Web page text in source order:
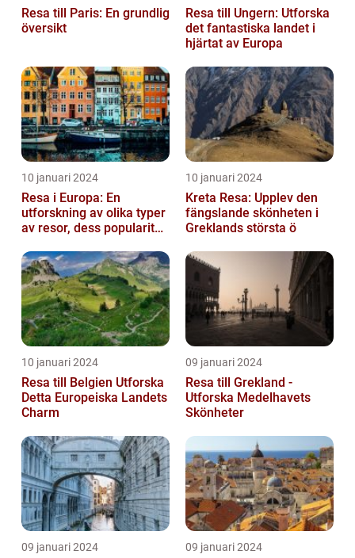
Resa till Paris: En grundlig
översikt
Resa till Ungern: Utforska
det fantastiska landet i
hjärtat av Europa
10 januari 2024
Resa i Europa: En
utforskning av olika typer
av resor, dess popularitet
10 januari 2024
Kreta Resa: Upplev den
fängslande skönheten i
Greklands största ö
10 januari 2024
Resa till Belgien Utforska
Detta Europeiska Landets
Charm
09 januari 2024
Resa till Grekland -
Utforska Medelhavets
Skönheter
09 januari 2024 09 januari 2024